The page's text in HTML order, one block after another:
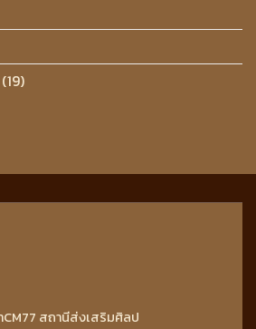
(19)
สถานีส่งเสริมศิลป